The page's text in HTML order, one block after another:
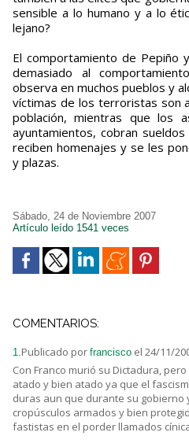
sensible a lo humano y a lo
lejano?
El comportamiento de Pepiño
demasiado al
observa en muchos pueblos y
víctimas de los terroristas son
población, mientras que los
ayuntamientos, cobran
reciben homenajes y se les
y plazas.
Sábado, 24 de Noviembre 2007
Artículo leído 1541 veces
COMENTARIOS:
1.Publicado por francisco el 24/11/
Con Franco murió su Dictadura,
atado y bien atado ya que el
duras aun que durante su gobierno
cropúsculos armados y bien
fastistas en el porder llamados